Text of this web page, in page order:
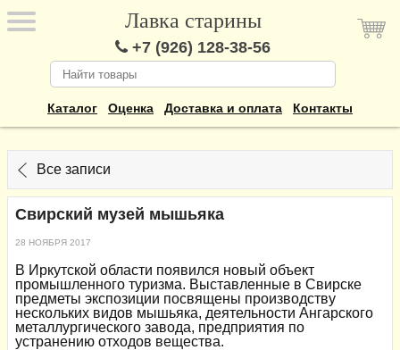
Лавка старины
+7 (926) 128-38-56
Каталог Оценка Доставка и оплата Контакты
Все записи
Свирский музей мышьяка
28 НОЯБРЯ 2017
В Иркутской области появился новый объект
промышленного туризма. Выставленные в Свирске
предметы экспозиции посвящены производству
нескольких видов мышьяка, деятельности Ангарского
металлургического завода, предприятия по
устранению отходов вещества.